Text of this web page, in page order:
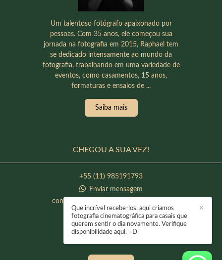
Um talentoso fotógrafo apaixonado por
pessoas. Com 35 anos, ele começou sua
jornada na fotografia em 2015, Raphael tem
se dedicado intensamente ao mundo da
fotografia, trabalhando em uma variedade de
eventos, como casamentos, 15 anos,
formaturas e ensaios de ...
Saiba mais
CHEGOU A SUA VEZ!
+55 (11) 985191793
Enviar mensagem
contato@raphaeloliveirafotografia.com
Itapevi / SP
✕
Que incrível recebe-los, aqui criamos
fotografia cinematográfica para casais que
querem sentir o dia novamente. Verifique
disponibilidade aqui. =D